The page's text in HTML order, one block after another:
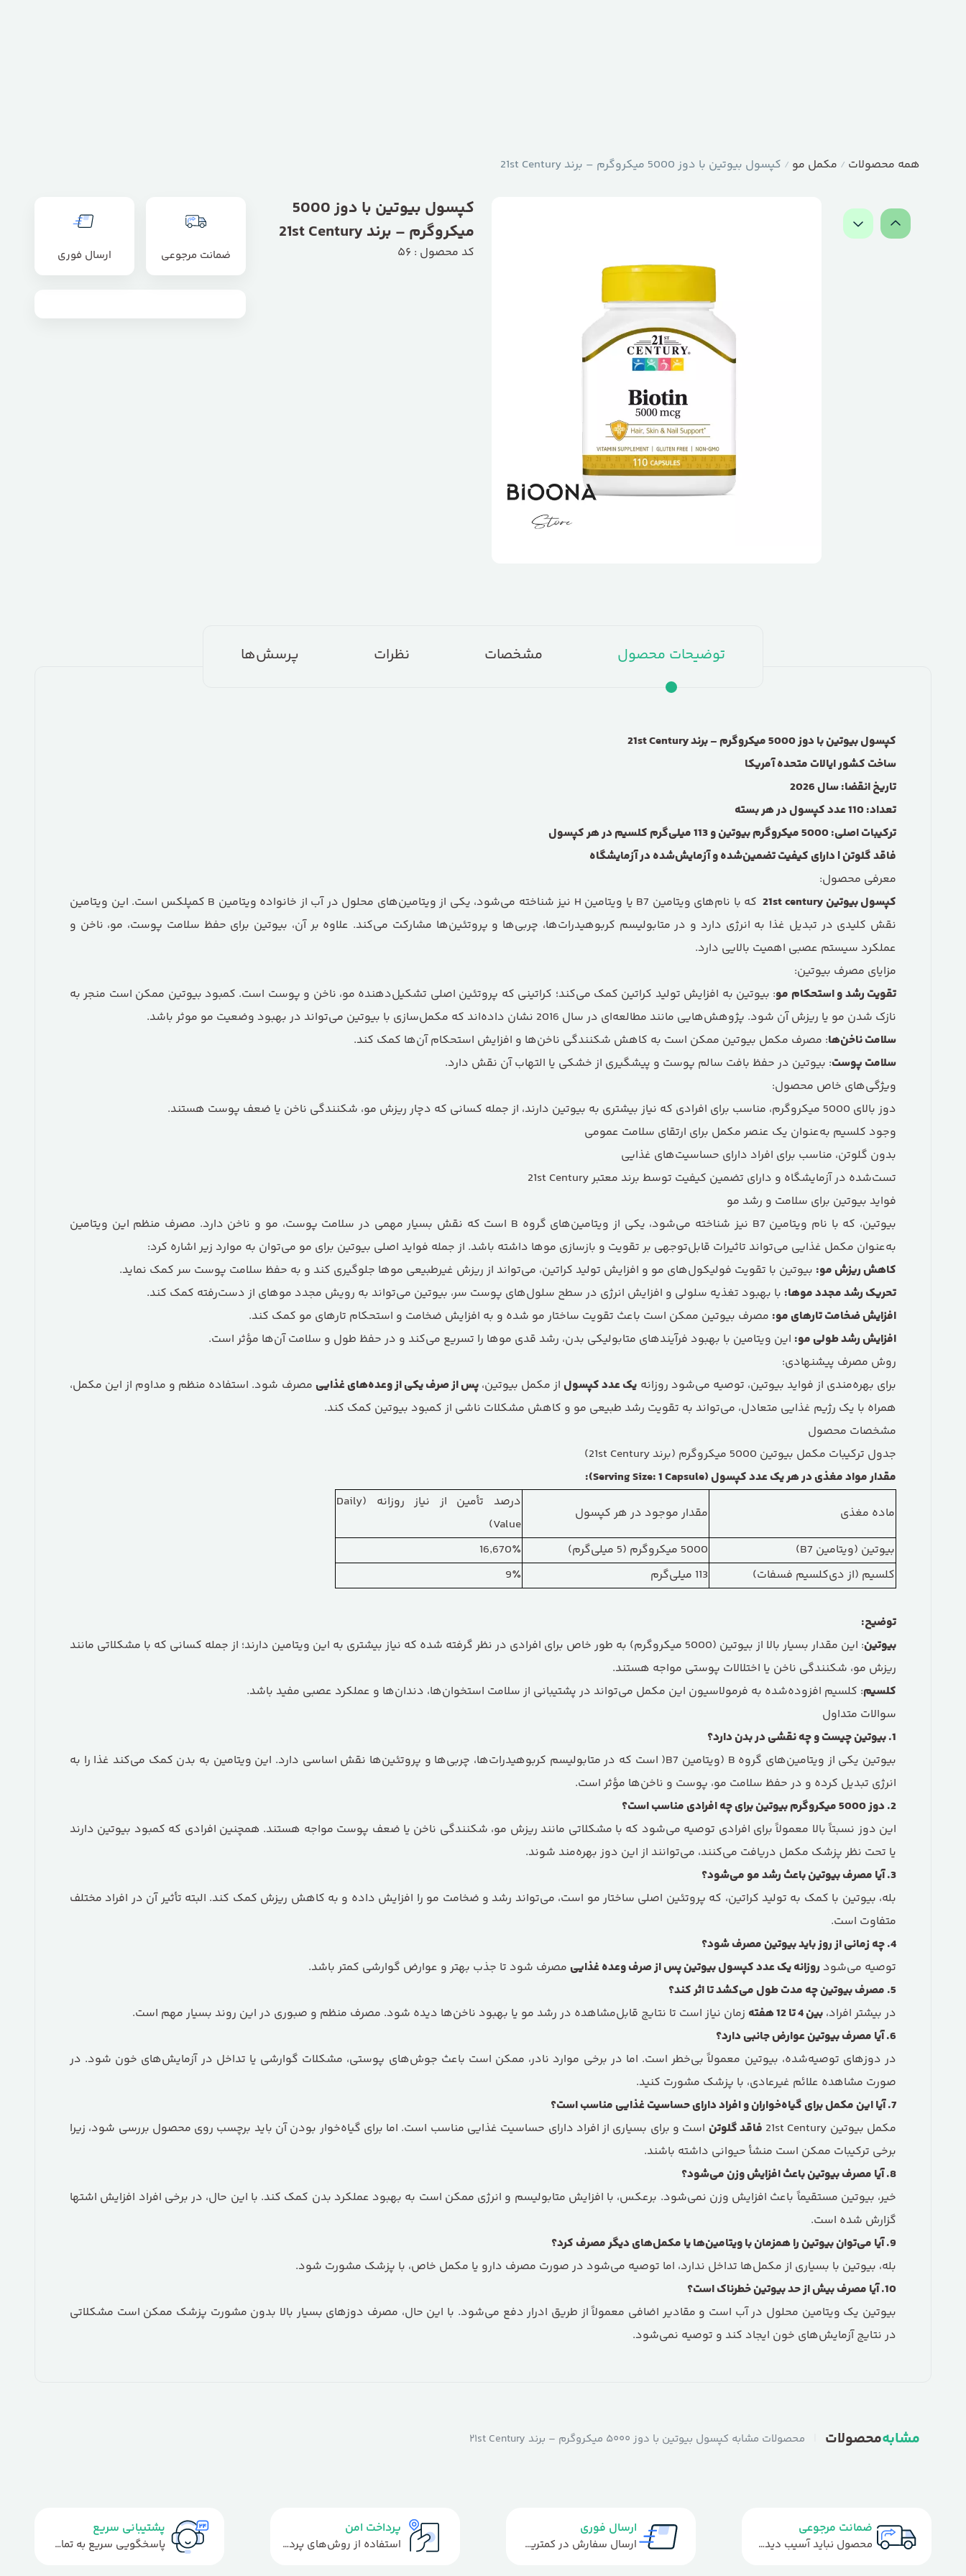
همه محصولات / مکمل مو / کپسول بیوتین با دوز 5000 میکروگرم – برند 21st Century
کپسول بیوتین با دوز 5000
میکروگرم – برند 21st Century
کد محصول : 56 ضمانت مرجوعی ارسال فوری
توضیحات محصول مشخصات نظرات پرسش‌ها
کپسول بیوتین با دوز5000میکروگرم –برند 21st Century
ساخت کشور ایالات متحده آمریکا
تاریخ انقضا: سال 2026
تعداد:110عدد کپسول در هر بسته
ترکیبات اصلی:5000میکروگرم بیوتین و113میلی‌گرم کلسیم در هر کپسول
فاقد گلوتن | دارای کیفیت تضمین‌شده و آزمایش‌شده در آزمایشگاه
معرفی محصول:
کپسول بیوتین 21st century
که با نام‌های ویتامین B7 یا ویتامین H نیز شناخته می‌شود، یکی از ویتامین‌های محلول در آب از خانواده ویتامین B کمپلکس است. این ویتامین
نقش کلیدی در تبدیل غذا به انرژی دارد و در متابولیسم کربوهیدرات‌ها، چربی‌ها و پروتئین‌ها مشارکت می‌کند. علاوه بر آن، بیوتین برای حفظ سلامت پوست، مو، ناخن و
عملکرد سیستم عصبی اهمیت بالایی دارد.
مزایای مصرف بیوتین:
تقویت رشد و استحکام مو: بیوتین به افزایش تولید کراتین کمک می‌کند؛ کراتینی که پروتئین اصلی تشکیل‌دهنده مو، ناخن و پوست است. کمبود بیوتین ممکن است منجر به
نازک شدن مو یا ریزش آن شود. پژوهش‌هایی مانند مطالعه‌ای در سال 2016 نشان داده‌اند که مکمل‌سازی با بیوتین می‌تواند در بهبود وضعیت مو موثر باشد.
سلامت ناخن‌ها: مصرف مکمل بیوتین ممکن است به کاهش شکنندگی ناخن‌ها و افزایش استحکام آن‌ها کمک کند.
سلامت پوست: بیوتین در حفظ بافت سالم پوست و پیشگیری از خشکی یا التهاب آن نقش دارد.
ویژگی‌های خاص محصول:
دوز بالای 5000 میکروگرم، مناسب برای افرادی که نیاز بیشتری به بیوتین دارند، از جمله کسانی که دچار ریزش مو، شکنندگی ناخن یا ضعف پوست هستند.
وجود کلسیم به‌عنوان یک عنصر مکمل برای ارتقای سلامت عمومی
بدون گلوتن، مناسب برای افراد دارای حساسیت‌های غذایی
تست‌شده در آزمایشگاه و دارای تضمین کیفیت توسط برند معتبر 21st Century
فواید بیوتین برای سلامت و رشد مو
بیوتین، که با نام ویتامین B7 نیز شناخته می‌شود، یکی از ویتامین‌های گروه B است که نقش بسیار مهمی در سلامت پوست، مو و ناخن دارد. مصرف منظم این ویتامین
به‌عنوان مکمل غذایی می‌تواند تاثیرات قابل‌توجهی بر تقویت و بازسازی موها داشته باشد. از جمله فواید اصلی بیوتین برای مو می‌توان به موارد زیر اشاره کرد:
کاهش ریزش مو: بیوتین با تقویت فولیکول‌های مو و افزایش تولید کراتین، می‌تواند از ریزش غیرطبیعی موها جلوگیری کند و به حفظ سلامت پوست سر کمک نماید.
تحریک رشد مجدد موها: با بهبود تغذیه سلولی و افزایش انرژی در سطح سلول‌های پوست سر، بیوتین می‌تواند به رویش مجدد موهای از دست‌رفته کمک کند.
افزایش ضخامت تارهای مو: مصرف بیوتین ممکن است باعث تقویت ساختار مو شده و به افزایش ضخامت و استحکام تارهای مو کمک کند.
افزایش رشد طولی مو: این ویتامین با بهبود فرآیندهای متابولیکی بدن، رشد قدی موها را تسریع می‌کند و در حفظ طول و سلامت آن‌ها مؤثر است.
روش مصرف پیشنهادی:
برای بهره‌مندی از فواید بیوتین، توصیه می‌شود روزانه یک عدد کپسول از مکمل بیوتین، پس از صرف یکی از وعده‌های غذایی مصرف شود. استفاده منظم و مداوم از این مکمل،
همراه با یک رژیم غذایی متعادل، می‌تواند به تقویت رشد طبیعی مو و کاهش مشکلات ناشی از کمبود بیوتین کمک کند.
مشخصات محصول
جدول ترکیبات مکمل بیوتین 5000 میکروگرم (برند 21st Century)
مقدار مواد مغذی در هر یک عدد کپسول (Serving Size: 1 Capsule):
ماده مغذی
مقدار موجود در هر کپسول
درصد تأمین از نیاز روزانه (Daily
Value)
بیوتین (ویتامین B7)
5000 میکروگرم (5 میلی‌گرم)
16٬670٪
کلسیم (از دی‌کلسیم فسفات)
113 میلی‌گرم 9٪
توضیح:
بیوتین
: این مقدار بسیار بالا از بیوتین (5000 میکروگرم) به طور خاص برای افرادی در نظر گرفته شده که نیاز بیشتری به این ویتامین دارند؛ از جمله کسانی که با مشکلاتی مانند
ریزش مو، شکنندگی ناخن یا اختلالات پوستی مواجه هستند.
کلسیم: کلسیم افزوده‌شده به فرمولاسیون این مکمل می‌تواند در پشتیبانی از سلامت استخوان‌ها، دندان‌ها و عملکرد عصبی مفید باشد.
سوالات متداول
1
.بیوتین چیست و چه نقشی در بدن دارد؟
بیوتین یکی از ویتامین‌های گروه B (ویتامین B7( است که در متابولیسم کربوهیدرات‌ها، چربی‌ها و پروتئین‌ها نقش اساسی دارد. این ویتامین به بدن کمک می‌کند غذا را به
انرژی تبدیل کرده و در حفظ سلامت مو، پوست و ناخن‌ها مؤثر است.
2
.دوز5000میکروگرم بیوتین برای چه افرادی مناسب است؟
این دوز نسبتاً بالا معمولاً برای افرادی توصیه می‌شود که با مشکلاتی مانند ریزش مو، شکنندگی ناخن یا ضعف پوست مواجه هستند. همچنین افرادی که کمبود بیوتین دارند
یا تحت نظر پزشک مکمل دریافت می‌کنند، می‌توانند از این دوز بهره‌مند شوند.
3
.آیا مصرف بیوتین باعث رشد مو می‌شود؟
بله، بیوتین با کمک به تولید کراتین، که پروتئین اصلی ساختار مو است، می‌تواند رشد و ضخامت مو را افزایش داده و به کاهش ریزش کمک کند. البته تأثیر آن در افراد مختلف
متفاوت است.
4
.چه زمانی از روز باید بیوتین مصرف شود؟
توصیه می‌شود روزانه یک عدد کپسول بیوتین پس از صرف وعده غذایی مصرف شود تا جذب بهتر و عوارض گوارشی کمتر باشد.
5
. مصرف بیوتین چه مدت طول می‌کشد تا اثر کند؟
در بیشتر افراد، بین4تا12هفته زمان نیاز است تا نتایج قابل‌مشاهده در رشد مو یا بهبود ناخن‌ها دیده شود. مصرف منظم و صبوری در این روند بسیار مهم است.
6
.آیا مصرف بیوتین عوارض جانبی دارد؟
در دوزهای توصیه‌شده، بیوتین معمولاً بی‌خطر است. اما در برخی موارد نادر، ممکن است باعث جوش‌های پوستی، مشکلات گوارشی یا تداخل در آزمایش‌های خون شود. در
صورت مشاهده علائم غیرعادی، با پزشک مشورت کنید.
7
.آیا این مکمل برای گیاه‌خواران و افراد دارای حساسیت غذایی مناسب است؟
مکمل بیوتین 21st Century
فاقد گلوتن است و برای بسیاری از افراد دارای حساسیت غذایی مناسب است. اما برای گیاه‌خوار بودن آن باید برچسب روی محصول بررسی شود، زیرا
برخی ترکیبات ممکن است منشأ حیوانی داشته باشند.
8
.آیا مصرف بیوتین باعث افزایش وزن می‌شود؟
خیر، بیوتین مستقیماً باعث افزایش وزن نمی‌شود. برعکس، با افزایش متابولیسم و انرژی ممکن است به بهبود عملکرد بدن کمک کند. با این حال، در برخی افراد افزایش اشتها
گزارش شده است.
9
.آیا می‌توان بیوتین را همزمان با ویتامین‌ها یا مکمل‌های دیگر مصرف کرد؟
بله، بیوتین با بسیاری از مکمل‌ها تداخل ندارد، اما توصیه می‌شود در صورت مصرف دارو یا مکمل خاص، با پزشک مشورت شود.
10
.آیا مصرف بیش از حد بیوتین خطرناک است؟
بیوتین یک ویتامین محلول در آب است و مقادیر اضافی معمولاً از طریق ادرار دفع می‌شود. با این حال، مصرف دوزهای بسیار بالا بدون مشورت پزشک ممکن است مشکلاتی
در نتایج آزمایش‌های خون ایجاد کند و توصیه نمی‌شود.
مشابهمحصولات محصولات مشابه کپسول بیوتین با دوز 5000 میکروگرم – برند 21st Century
ضمانت مرجوعی
محصول نباید آسیب دیده باشد
ارسال فوری
ارسال سفارش در کمترین زمان ممکن
پرداخت امن
استفاده از روش‌های پرداخت امن
پشتیبانی سریع
پاسخگویی سریع به تماس‌ها و پیام‌ها